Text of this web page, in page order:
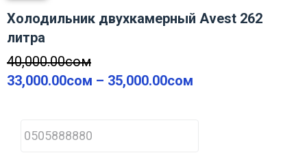
Холодильник двухкамерный Avest 262
литра
40,000.00сом
33,000.00сом – 35,000.00сом
h
o